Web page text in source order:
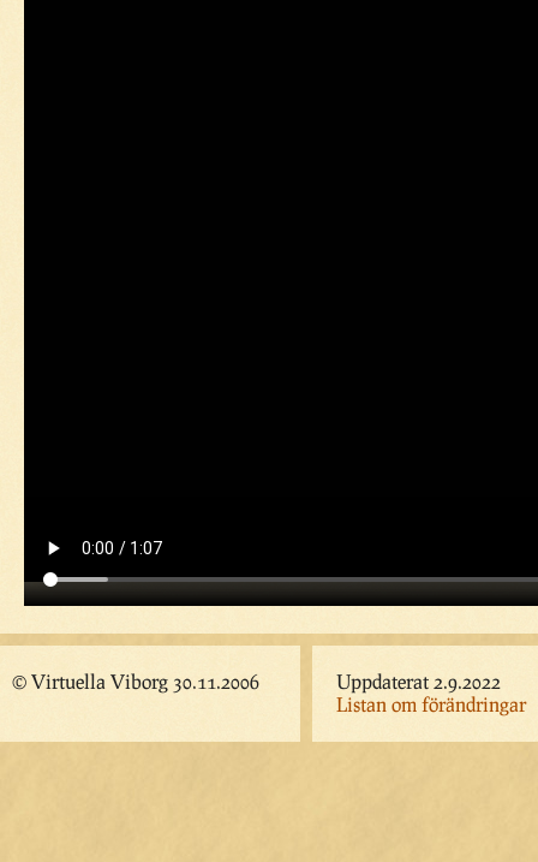
© Virtuella Viborg 30.11.2006
Uppdaterat 2.9.2022
Listan om förändringar